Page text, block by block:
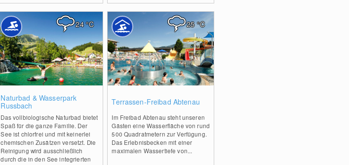
Naturbad & Wasserpark
Russbach
Das vollbiologische Naturbad bietet
Spaß für die ganze Familie. Der
See ist chlorfrei und mit keinerlei
chemischen Zusätzen versetzt. Die
Reinigung wird ausschließlich
durch die in den See integrierten
24°C
Terrassen-Freibad Abtenau
Im Freibad Abtenau steht unseren
Gästen eine Wasserfläche von rund
500 Quadratmetern zur Verfügung.
Das Erlebnisbecken mit einer
maximalen Wassertiefe von...
25°C